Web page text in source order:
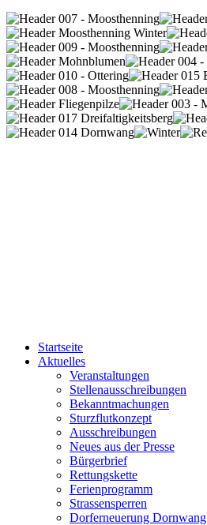
Startseite
Aktuelles
Veranstaltungen
Stellenausschreibungen
Bekanntmachungen
Sturzflutkonzept
Ausschreibungen
Neues aus der Presse
Bürgerbrief
Rettungskette
Ferienprogramm
Strassensperren
Dorferneuerung Dornwang